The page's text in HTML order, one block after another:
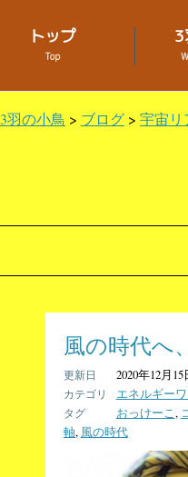
トップ
Top
3
3羽の小鳥 > ブログ > 宇宙リ
風の時代へ
2020年12月15
エネルギー
おっけーこ,
軸, 風の時代